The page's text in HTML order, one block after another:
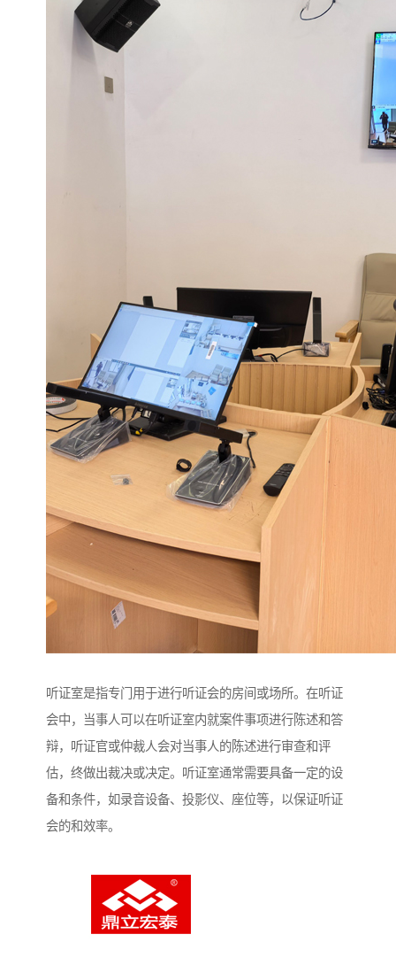
听证室是指专门用于进行听证会的房间或场所。在听证
会中，当事人可以在听证室内就案件事项进行陈述和答
辩，听证官或仲裁人会对当事人的陈述进行审查和评
估，终做出裁决或决定。听证室通常需要具备一定的设
备和条件，如录音设备、投影仪、座位等，以保证听证
会的和效率。